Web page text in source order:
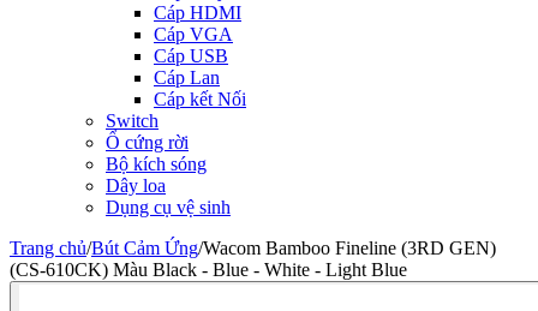
Cáp HDMI
Cáp VGA
Cáp USB
Cáp Lan
Cáp kết Nối
Switch
Ổ cứng rời
Bộ kích sóng
Dây loa
Dụng cụ vệ sinh
Trang chủ/Bút Cảm Ứng/Wacom Bamboo Fineline (3RD GEN)
(CS-610CK) Màu Black - Blue - White - Light Blue